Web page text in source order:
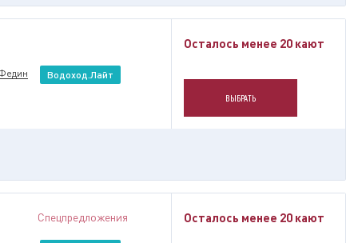
Водоход.Лайт
Осталось менее 20 кают
ВЫБРАТЬ
Спецпредложения Осталось менее 20 кают